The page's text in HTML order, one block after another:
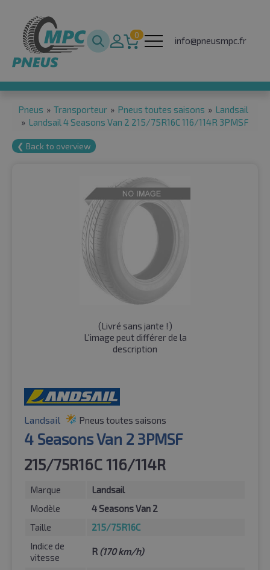
0
info@pneusmpc.fr
Pneus » Transporteur » Pneus toutes saisons » Landsail
» Landsail 4 Seasons Van 2 215/75R16C 116/114R 3PMSF
❮ Back to overview
(Livré sans jante !)
L'image peut différer de la
description
Landsail Pneus toutes saisons
4 Seasons Van 2 3PMSF
215/75R16C 116/114R
Marque
Landsail
Modèle
4 Seasons Van 2
Taille
215/75R16C
Indice de
vitesse
R (170 km/h)